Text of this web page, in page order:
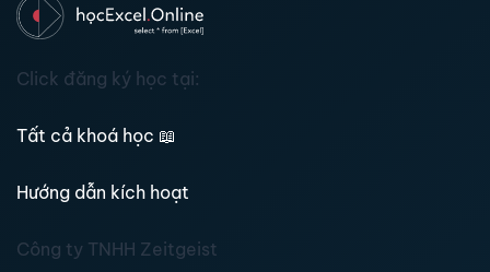
Click đăng ký học tại:
Tất cả khoá học 📖
Hướng dẫn kích hoạt
Công ty TNHH Zeitgeist